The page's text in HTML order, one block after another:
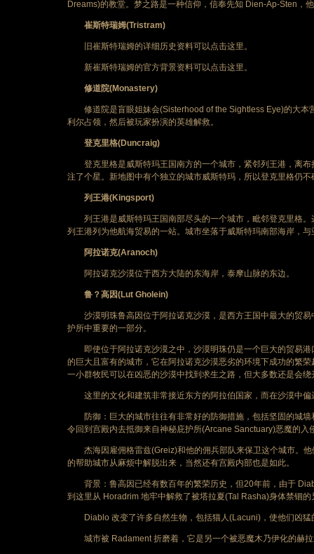
Dreams)的教堂。梦之路是一种信仰，信奉先知 Dien-Ap-Sten，
崔斯特瑞姆(Tristram)
旧崔斯特瑞姆的详细历史资料可以点击这里。
新崔斯特瑞姆的官方背景资料可以点击这里。
修道院(Monastery)
修道院是盲眼姐妹会(Sisterhood of the Sightless Eye)的大本
利尔占领，然后被玩家扮演的英雄解救。
登克里格(Duncraig)
登克里格是威斯特玛王国南方的一个城市，紧邻列王港，离布
注了个星。新地图中有个独立的城市威斯特玛，所以登克里格仍
列王港(Kingsport)
列王港是威斯特玛王国南部尽头的一个城市，毗邻登克里格。
列王港列为他航海贸易的一站。城市坐落于威斯特玛南部海岸，
阿拉诺克(Aranoch)
阿拉诺克沙漠位于西方大陆的东海岸，泰摩山脉的东边。
鲁？高因(Lut Gholein)
沙漠明珠鲁高因位于阿拉诺克沙漠，是西方王国中最大的贸易
护所中重要的一部分。
即使位于阿拉诺克沙漠之中，沙漠明珠仍是一个巨大的贸易港
的巨大且富有的城市，它在阿拉诺克沙漠恶劣的环境下成功的繁
一小群牧民可以在凶恶的沙漠中找到求生之路，但大多数还是会
这里的文化和建筑非常接近东方的阿拉伯国家，而在沙漠中偏
防御：巨大的城市往往有非常好的防御措施，包括坚固的城墙
令回到宫殿内去抵御来自神秘庇护所(Arcane Sanctuary)恶魔的
杰海因雇佣格雷兹(Greiz)和他的佣兵部队来保卫这个城市。他
的帮助城市从麻烦中解脱出来，当然还有宫殿内部也是如此。
背景：鲁高因已经有数百年的繁荣历史，但20年前，由于
到这里从 Horadrim 地牢中解救了被塔拉夏(Tal Rasha)身体禁锢的
Diablo 改变了许多自然生物，包括猫人(Lacuni)，使他们凶猛
城市被 Radament 折磨着，它是另一个被恶魔木乃伊化的赫